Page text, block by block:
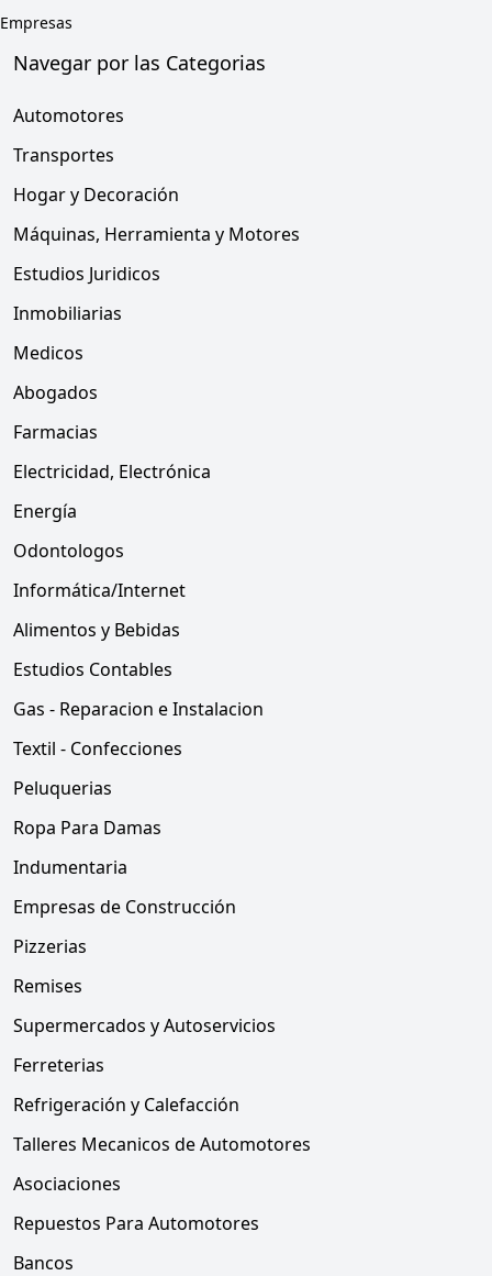
Empresas
Navegar por las Categorias
Automotores
Transportes
Hogar y Decoración
Máquinas, Herramienta y Motores
Estudios Juridicos
Inmobiliarias
Medicos
Abogados
Farmacias
Electricidad, Electrónica
Energía
Odontologos
Informática/Internet
Alimentos y Bebidas
Estudios Contables
Gas - Reparacion e Instalacion
Textil - Confecciones
Peluquerias
Ropa Para Damas
Indumentaria
Empresas de Construcción
Pizzerias
Remises
Supermercados y Autoservicios
Ferreterias
Refrigeración y Calefacción
Talleres Mecanicos de Automotores
Asociaciones
Repuestos Para Automotores
Bancos